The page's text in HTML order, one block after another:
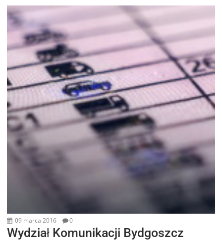
09 marca 2016 0
Wydział Komunikacji Bydgoszcz